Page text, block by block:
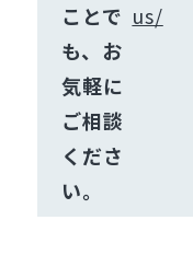
ことで
も、お
気軽に
ご相談
くださ
い。
us/